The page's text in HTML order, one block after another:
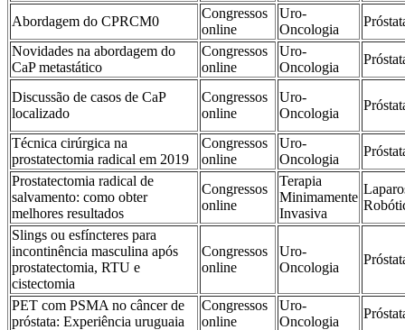
Abordagem do CPRCM0
Congressos
online
Uro-
Oncologia
Novidades na abordagem do
CaP metastático
Congressos
online
Uro-
Oncologia
Discussão de casos de CaP
localizado
Congressos
online
Uro-
Oncologia
Técnica cirúrgica na
prostatectomia radical em 2019
Congressos
online
Uro-
Oncologia
Prostatectomia radical de
salvamento: como obter
melhores resultados
Congressos
online
Terapia
Minimamente
Invasiva
Slings ou esfíncteres para
incontinência masculina após
prostatectomia, RTU e
cistectomia
Congressos
online
Uro-
Oncologia
PET com PSMA no câncer de
próstata: Experiência uruguaia
Congressos
online
Uro-
Oncologia